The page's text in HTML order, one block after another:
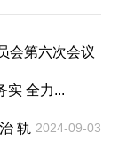
会第六次会议
实 全力...
2024-09-03
轨